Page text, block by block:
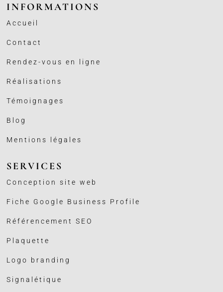
INFORMATIONS
Accueil
Contact
Rendez-vous en ligne
Réalisations
Témoignages
Blog
Mentions légales
SERVICES
Conception site web
Fiche Google Business Profile
Référencement SEO
Plaquette
Logo branding
Signalétique